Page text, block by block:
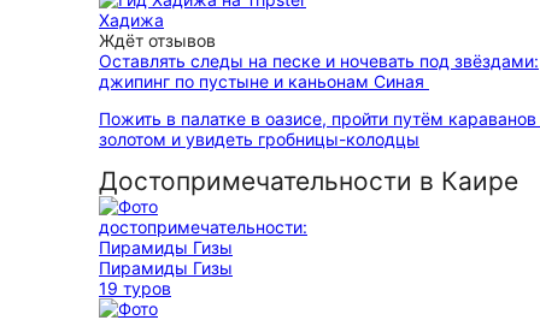
Хадижа
Ждёт отзывов
Оставлять следы на песке и ночевать под звёздами:
джипинг по пустыне и каньонам Синая
Пожить в палатке в оазисе, пройти путём караванов
золотом и увидеть гробницы-колодцы
Достопримечательности в Каире
Пирамиды Гизы
19 туров